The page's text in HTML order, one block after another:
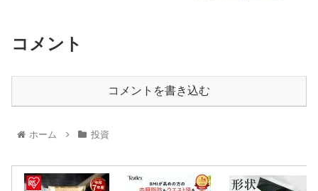
コメント
コメントを書き込む
ホーム 投資